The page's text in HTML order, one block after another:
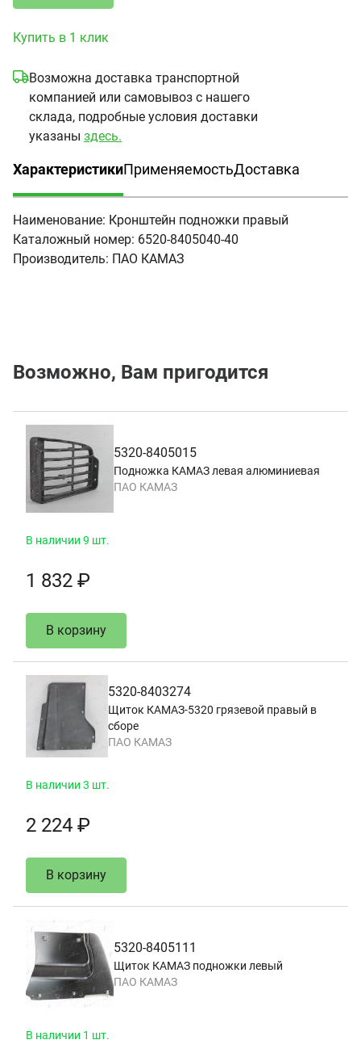
Купить в 1 клик
Возможна доставка транспортной
компанией или самовывоз с нашего
склада, подробные условия доставки
указаны здесь.
Характеристики
(активная вкладка)
ПрименяемостьДоставка
Наименование: Кронштейн подножки правый
Каталожный номер: 6520-8405040-40
Производитель: ПАО КАМАЗ
Возможно, Вам пригодится
5320-8405015
Подножка КАМАЗ левая алюминиевая
ПАО КАМАЗ
В наличии 9 шт.
1 832 ₽
В корзину
5320-8403274
Щиток КАМАЗ-5320 грязевой правый в
сборе
ПАО КАМАЗ
В наличии 3 шт.
2 224 ₽
В корзину
5320-8405111
Щиток КАМАЗ подножки левый
ПАО КАМАЗ
В наличии 1 шт.